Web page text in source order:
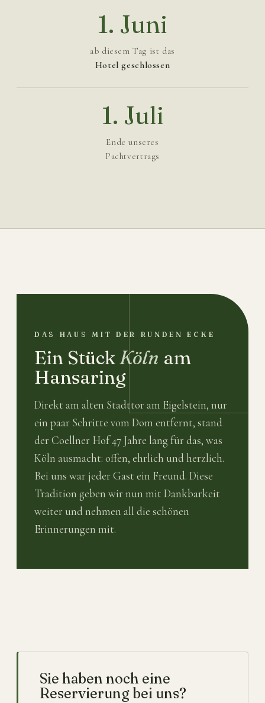
1. Juni
ab diesem Tag ist das
Hotel geschlossen
1. Juli
Ende unseres
Pachtvertrags
DAS HAUS MIT DER RUNDEN ECKE
Ein StückKöln am
Hansaring
Direkt am alten Stadttor am Eigelstein, nur
ein paar Schritte vom Dom entfernt, stand
der Coellner Hof 47 Jahre lang für das, was
Köln ausmacht: offen, ehrlich und herzlich.
Bei uns war jeder Gast ein Freund. Diese
Tradition geben wir nun mit Dankbarkeit
weiter und nehmen all die schönen
Erinnerungen mit.
Sie haben noch eine
Reservierung bei uns?